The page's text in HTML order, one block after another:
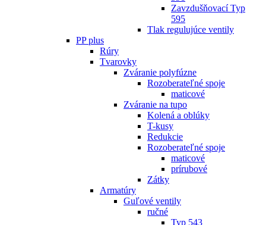
Zavzdušňovací Typ
595
Tlak regulujúce ventily
PP plus
Rúry
Tvarovky
Zváranie polyfúzne
Rozoberateľné spoje
maticové
Zváranie na tupo
Kolená a oblúky
T-kusy
Redukcie
Rozoberateľné spoje
maticové
prírubové
Zátky
Armatúry
Guľové ventily
ručné
Typ 543